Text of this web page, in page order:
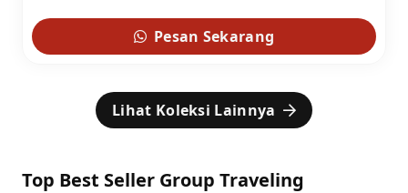
Pesan Sekarang
Lihat Koleksi Lainnya
Top Best Seller Group Traveling